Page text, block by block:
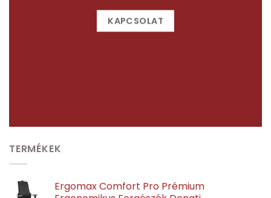
KAPCSOLAT
TERMÉKEK
Ergomax Comfort Pro Prémium